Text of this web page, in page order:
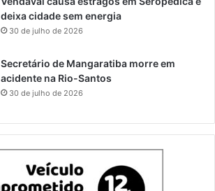
deixa cidade sem energia
30 de julho de 2026
Secretário de Mangaratiba morre em
acidente na Rio-Santos
30 de julho de 2026